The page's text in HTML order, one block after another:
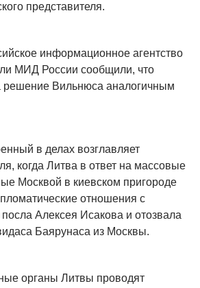
представителя.
информационное агентство
МИД России сообщили, что
решение Вильнюса аналогичным
в делах возглавляет
когда Литва в ответ на массовые
Москвой в киевском пригороде
отношения с
Алексея Исакова и отозвала
Баярунаса из Москвы.
органы Литвы проводят